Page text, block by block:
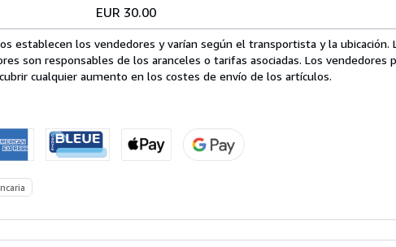
EUR 30.00
establecen los vendedores y varían según el transportista y la ubicación.
son responsables de los aranceles o tarifas asociadas. Los
cualquier aumento en los costes de envío de los artículos.